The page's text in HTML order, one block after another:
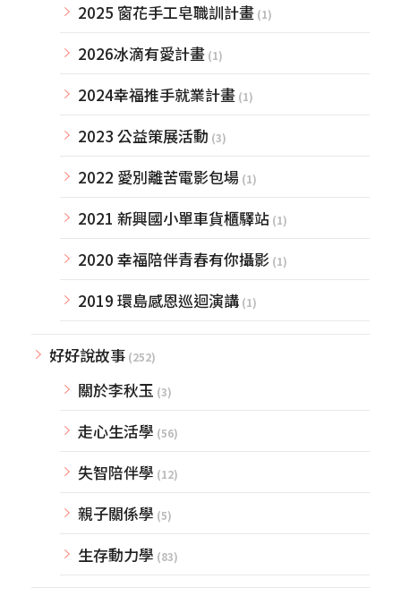
2025 窗花手工皂職訓計畫 (1)
2026冰滴有愛計畫 (1)
2024幸福推手就業計畫 (1)
2023 公益策展活動 (3)
2022 愛別離苦電影包場 (1)
2021 新興國小單車貨櫃驛站 (1)
2020 幸福陪伴青春有你攝影 (1)
2019 環島感恩巡迴演講 (1)
好好說故事 (252)
關於李秋玉 (3)
走心生活學 (56)
失智陪伴學 (12)
親子關係學 (5)
生存動力學 (83)